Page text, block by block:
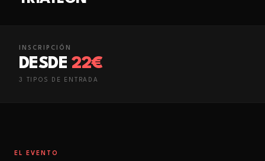
INSCRIPCIÓN
DESDE 22€
3 TIPO S DE ENTRADA
EL EVENTO